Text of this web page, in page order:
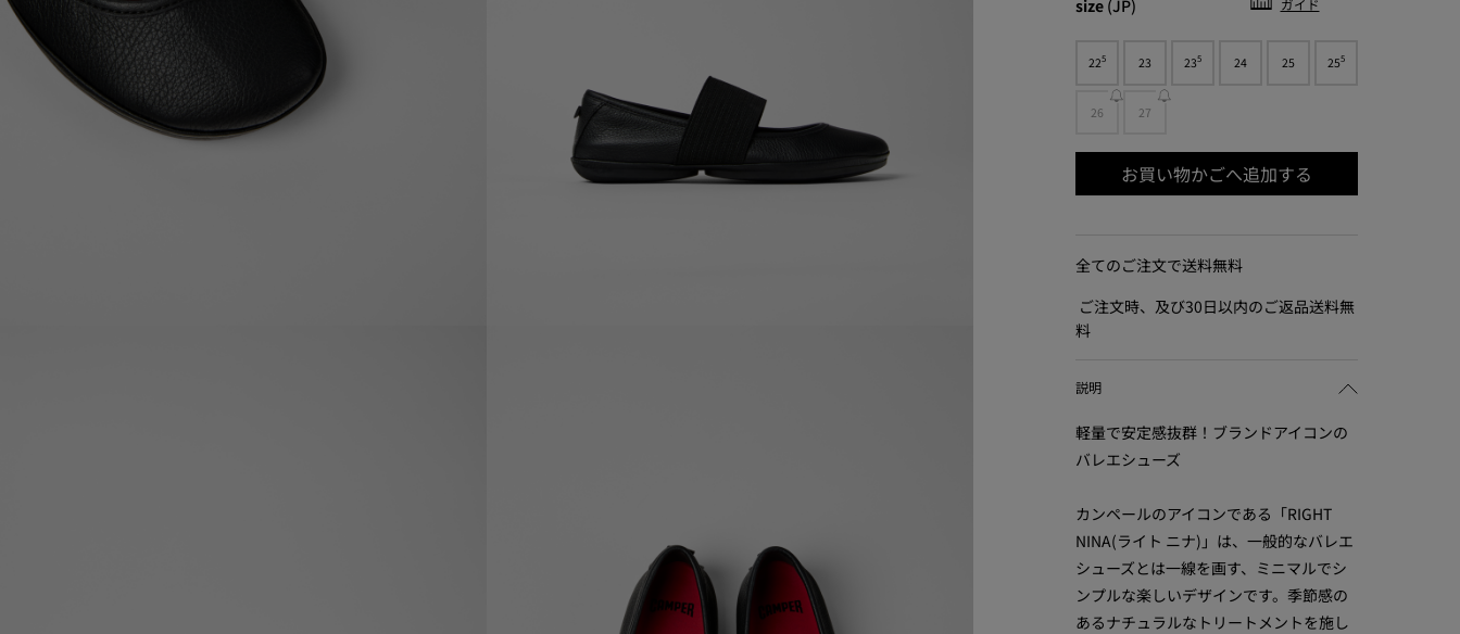
size (JP) ガイド
225 23 235 24 25 255
26 27
お買い物かごへ追加する
全てのご注文で送料無料
ご注文時、及び30日以内のご返品送料無
料
説明
軽量で安定感抜群！ブランドアイコンの
バレエシューズ
カンペールのアイコンである「RIGHT
NINA(ライト ニナ)」は、一般的なバレエ
シューズとは一線を画す、ミニマルでシ
ンプルな楽しいデザインです。季節感の
あるナチュラルなトリートメントを施し